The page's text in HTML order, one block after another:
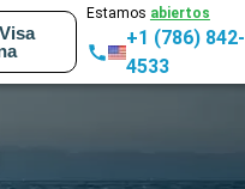
Estamos abiertos
+1 (786) 842-
4533